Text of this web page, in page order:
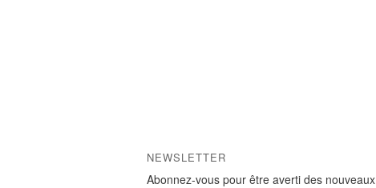
NEWSLETTER
Abonnez-vous pour être averti des nouveaux